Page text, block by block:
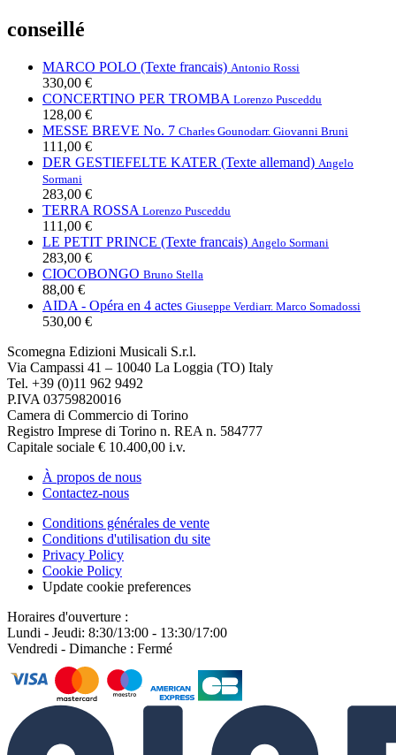
conseillé
MARCO POLO (Texte francais) Antonio Rossi
330,00 €
CONCERTINO PER TROMBA Lorenzo Pusceddu
128,00 €
MESSE BREVE No. 7 Charles Gounodarr. Giovanni Bruni
111,00 €
DER GESTIEFELTE KATER (Texte allemand) Angelo
Sormani
283,00 €
TERRA ROSSA Lorenzo Pusceddu
111,00 €
LE PETIT PRINCE (Texte francais) Angelo Sormani
283,00 €
CIOCOBONGO Bruno Stella
88,00 €
AIDA - Opéra en 4 actes Giuseppe Verdiarr. Marco Somadossi
530,00 €
Scomegna Edizioni Musicali S.r.l.
Via Campassi 41 – 10040 La Loggia (TO) Italy
Tel. +39 (0)11 962 9492
P.IVA 03759820016
Camera di Commercio di Torino
Registro Imprese di Torino n. REA n. 584777
Capitale sociale € 10.400,00 i.v.
À propos de nous
Contactez-nous
Conditions générales de vente
Conditions d'utilisation du site
Privacy Policy
Cookie Policy
Update cookie preferences
Horaires d'ouverture :
Lundi - Jeudi: 8:30/13:00 - 13:30/17:00
Vendredi - Dimanche : Fermé